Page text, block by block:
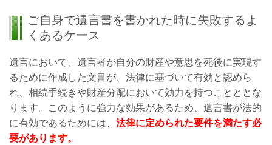
ご自身で遺言書を書かれた時に失敗するよ
くあるケース
遺言において、遺言者が自分の財産や意思を死後に実現す
るために作成した文書が、法律に基づいて有効と認めら
れ、相続手続きや財産分配において効力を持つことととな
ります。このように強力な効果があるため、遺言書が法的
に有効であるためには、 法律に定められた要件を満たす必
要があります。